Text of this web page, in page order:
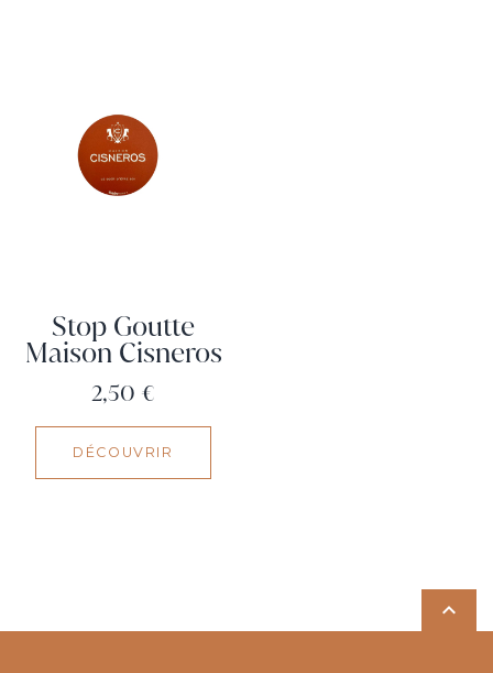
Stop Goutte
Maison Cisneros
Prix
2,50 €
DÉCOUVRIR
